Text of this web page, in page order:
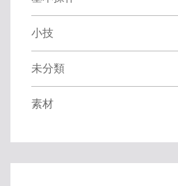
小技
未分類
素材